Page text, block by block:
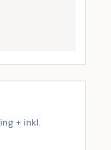
+ inkl.